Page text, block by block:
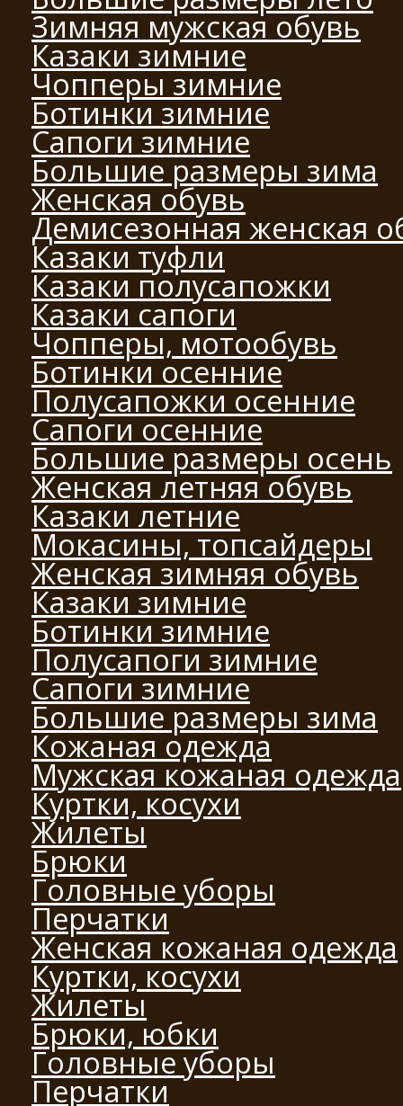
Зимняя мужская обувь
Казаки зимние
Чопперы зимние
Ботинки зимние
Сапоги зимние
Большие размеры зима
Женская обувь
Демисезонная женская
Казаки туфли
Казаки полусапожки
Казаки сапоги
Чопперы, мотообувь
Ботинки осенние
Полусапожки осенние
Сапоги осенние
Большие размеры осень
Женская летняя обувь
Казаки летние
Мокасины, топсайдеры
Женская зимняя обувь
Казаки зимние
Ботинки зимние
Полусапоги зимние
Сапоги зимние
Большие размеры зима
Кожаная одежда
Мужская кожаная одежда
Куртки, косухи
Жилеты
Брюки
Головные уборы
Перчатки
Женская кожаная одежда
Куртки, косухи
Жилеты
Брюки, юбки
Головные уборы
Перчатки